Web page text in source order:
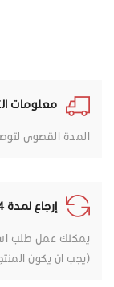
معلومات
المدة القصوى لتوصيل الطلب
إرجاع لمدة 14 يومًا
(يجب ان يكون